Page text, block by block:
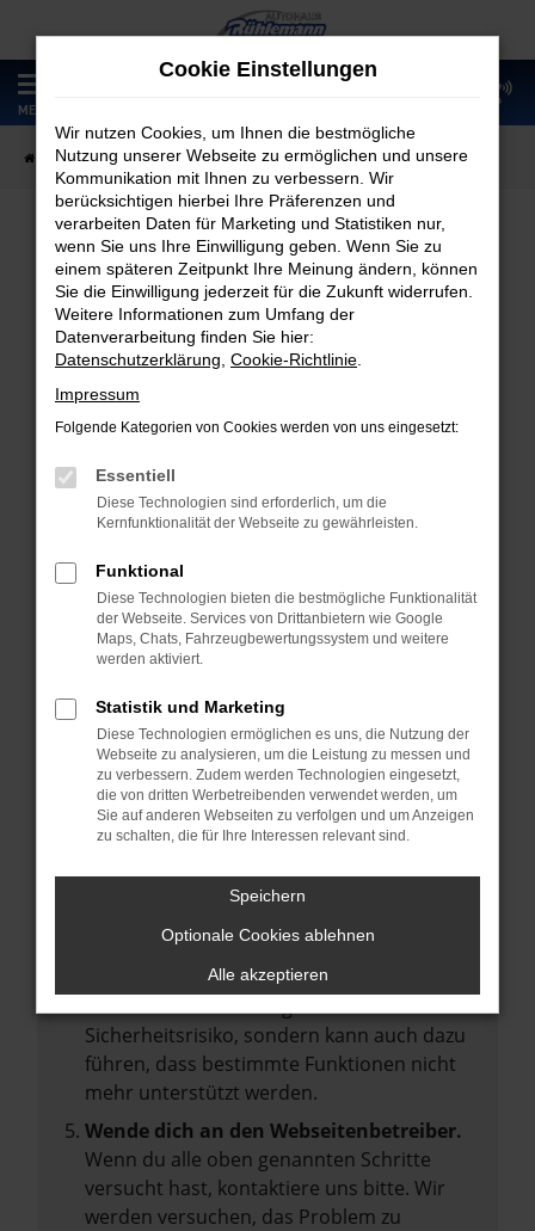
Zum
Hauptinhalt
springen
MENÜ
Startseite Fahrzeugangebote Fahrzeugmarkt
Fahrzeugmarkt
Fehler: Network Error
Beim Laden ist ein Fehler aufgetreten.
Hier sind ein paar Tipps, die dir helfen können:
Überprüfe deine Firewall und deine
Laden andere Webseiten, zum Beispiel
deine Suchmaschine?
Prüfe deine Browsererweiterungen.
Manche Erweiterungen, wie Werbeblocker,
können das Laden bestimmter Seiten
verhindern. Funktioniert die Seite in einem
anderen Browser oder in einem privaten
Fenster?
Starte dein Gerät neu.
vorübergehende Probleme zu beheben.
Betriebssystem auf dem neuesten Stand
Veraltete Software birgt nicht nur ein
Sicherheitsrisiko, sondern kann auch dazu
führen, dass bestimmte Funktionen nicht
mehr unterstützt werden.
Wende dich an den Webseitenbetreiber.
Wenn du alle oben genannten Schritte
versucht hast, kontaktiere uns bitte. Wir
werden versuchen, das Problem zu
Cookie Einstellungen
Wir nutzen Cookies, um Ihnen die bestmögliche
Nutzung unserer Webseite zu ermöglichen und unsere
Kommunikation mit Ihnen zu verbessern. Wir
berücksichtigen hierbei Ihre Präferenzen und
verarbeiten Daten für Marketing und Statistiken nur,
wenn Sie uns Ihre Einwilligung geben. Wenn Sie zu
einem späteren Zeitpunkt Ihre Meinung ändern, können
Sie die Einwilligung jederzeit für die Zukunft widerrufen.
Weitere Informationen zum Umfang der
Datenverarbeitung finden Sie hier:
Datenschutzerklärung Cookie-Richtlinie
Impressum
Folgende Kategorien von Cookies werden von uns eingesetzt:
Essentiell
Diese Technologien sind erforderlich, um die
Kernfunktionalität der Webseite zu gewährleisten.
Funktional
Diese Technologien bieten die bestmögliche Funktionalität
der Webseite. Services von Drittanbietern wie Google
Maps, Chats, Fahrzeugbewertungssystem und weitere
werden aktiviert.
Statistik und Marketing
Diese Technologien ermöglichen es uns, die Nutzung der
Webseite zu analysieren, um die Leistung zu messen und
zu verbessern. Zudem werden Technologien eingesetzt,
die von dritten Werbetreibenden verwendet werden, um
Sie auf anderen Webseiten zu verfolgen und um Anzeigen
zu schalten, die für Ihre Interessen relevant sind.
Speichern
Optionale Cookies ablehnen
Alle akzeptieren